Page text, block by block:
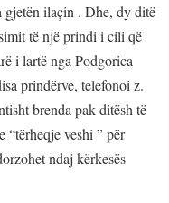
gjetën ilaçin . Dhe, dy ditë
të një prindi i cili që
i lartë nga Podgorica
prindërve, telefonoi z.
brenda pak ditësh të
veshi ” për
ndaj kërkesës